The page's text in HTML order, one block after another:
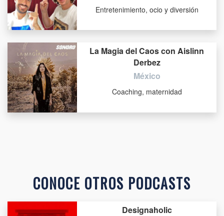
Entretenimiento, ocio y diversión
La Magia del Caos con Aislinn
Derbez
México
Coaching, maternidad
CONOCE OTROS PODCASTS
Designaholic